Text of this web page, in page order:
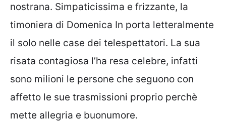
nostrana. Simpaticissima e frizzante, la
timoniera di Domenica In porta letteralmente
il solo nelle case dei telespettatori. La sua
risata contagiosa l’ha resa celebre, infatti
sono milioni le persone che seguono con
affetto le sue trasmissioni proprio perchè
mette allegria e buonumore.